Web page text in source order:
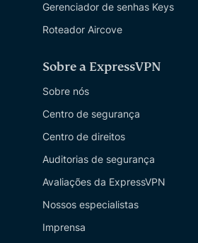
Gerenciador de senhas Keys
Roteador Aircove
Sobre a ExpressVPN
Sobre nós
Centro de segurança
Centro de direitos
Auditorias de segurança
Avaliações da ExpressVPN
Nossos especialistas
Imprensa